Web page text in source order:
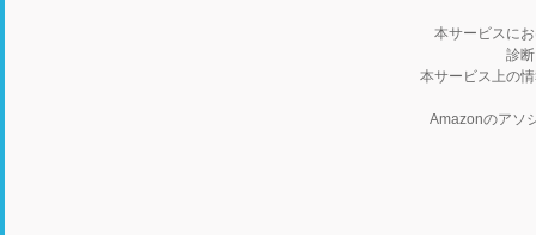
本サービスに
診
本サービス上の
Amazonのアソ